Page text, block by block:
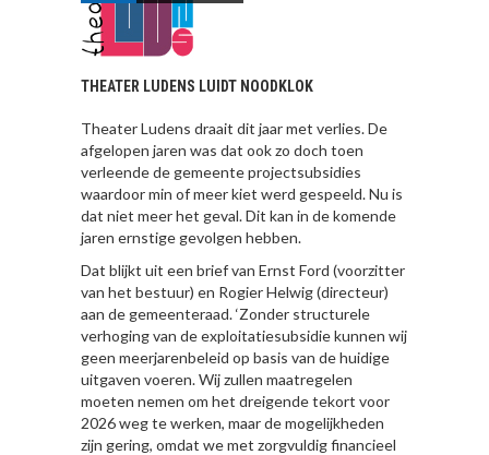
THEATER LUDENS LUIDT NOODKLOK
Theater Ludens draait dit jaar met verlies. De
afgelopen jaren was dat ook zo doch toen
verleende de gemeente projectsubsidies
waardoor min of meer kiet werd gespeeld. Nu is
dat niet meer het geval. Dit kan in de komende
jaren ernstige gevolgen hebben.
Dat blijkt uit een brief van Ernst Ford (voorzitter
van het bestuur) en Rogier Helwig (directeur)
aan de gemeenteraad. ‘Zonder structurele
verhoging van de exploitatiesubsidie kunnen wij
geen meerjarenbeleid op basis van de huidige
uitgaven voeren. Wij zullen maatregelen
moeten nemen om het dreigende tekort voor
2026 weg te werken, maar de mogelijkheden
zijn gering, omdat we met zorgvuldig financieel